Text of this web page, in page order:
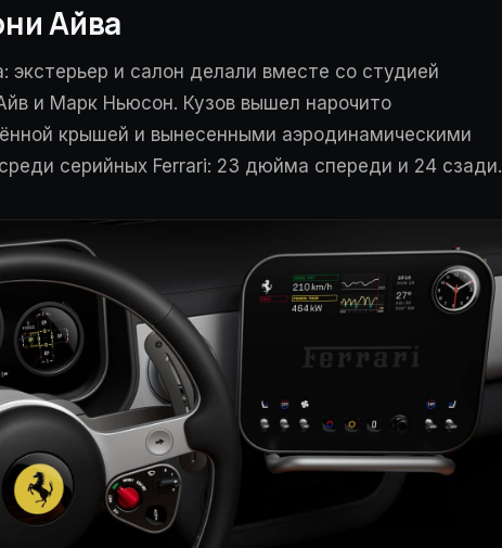
Айва
экстерьер и салон делали вместе со студией
и Марк Ньюсон. Кузов вышел нарочито
крышей и вынесенными аэродинамическими
серийных Ferrari: 23 дюйма спереди и 24 сзади.